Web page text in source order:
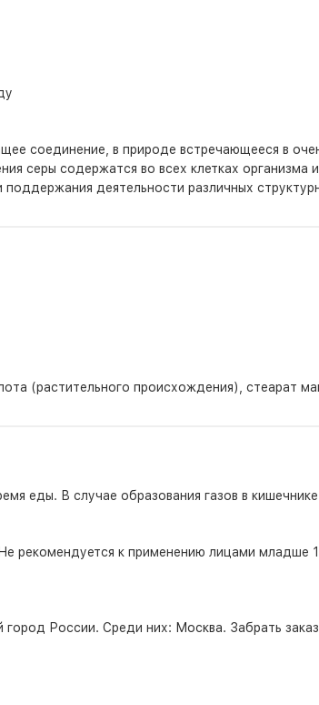
соединение, в природе встречающееся в
серы содержатся во всех клетках
деятельности различных
(растительного происхождения), стеарат
еды. В случае образования газов в
рекомендуется к применению лицами младше
город России. Среди них: Москва. Забрать